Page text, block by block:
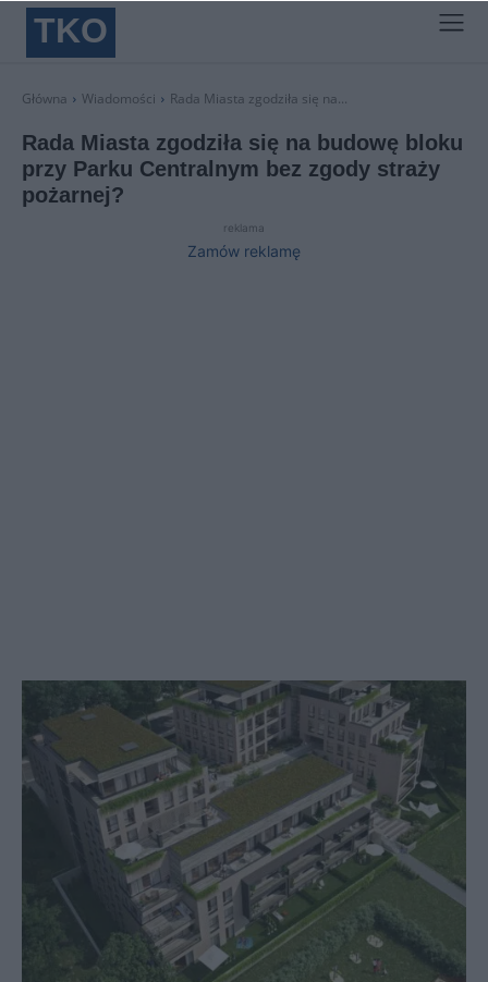
TKO
Główna Wiadomości Rada Miasta zgodziła się na...
Rada Miasta zgodziła się na budowę bloku
przy Parku Centralnym bez zgody straży
pożarnej?
reklama
Zamów reklamę